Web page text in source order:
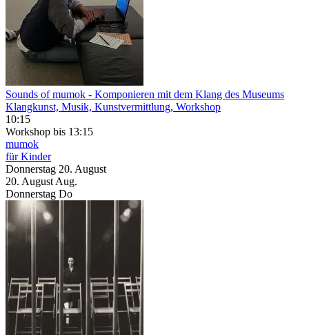
Sounds of mumok - Komponieren mit dem Klang des Museums
Klangkunst, Musik, Kunstvermittlung, Workshop
10:15
Workshop bis 13:15
mumok
für Kinder
Donnerstag 20. August
20. August Aug.
Donnerstag Do